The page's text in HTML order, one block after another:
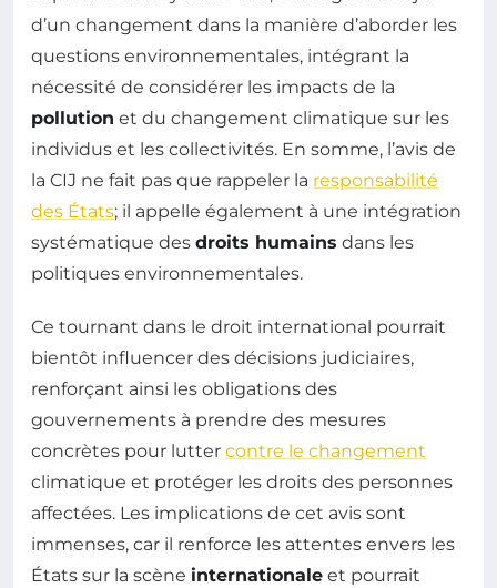
d’un changement dans la manière d’aborder les
questions environnementales, intégrant la
nécessité de considérer les impacts de la
pollution et du changement climatique sur les
individus et les collectivités. En somme, l’avis de
la CIJ ne fait pas que rappeler la responsabilité
des États; il appelle également à une intégration
systématique des droits humains dans les
politiques environnementales.
Ce tournant dans le droit international pourrait
bientôt influencer des décisions judiciaires,
renforçant ainsi les obligations des
gouvernements à prendre des mesures
concrètes pour lutter contre le changement
climatique et protéger les droits des personnes
affectées. Les implications de cet avis sont
immenses, car il renforce les attentes envers les
États sur la scène internationale et pourrait